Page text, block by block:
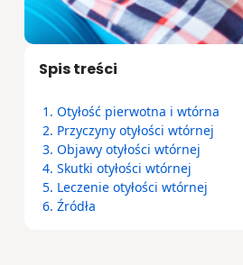
Spis treści
1. Otyłość pierwotna i wtórna
2. Przyczyny otyłości wtórnej
3. Objawy otyłości wtórnej
4. Skutki otyłości wtórnej
5. Leczenie otyłości wtórnej
6. Źródła